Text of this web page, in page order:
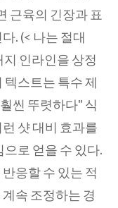
근육의 긴장과 표
. (< 나는 절대
인라인을 상정
스트는 특수 제
씬 뚜렷하다" 식
샷 대비 효과를
로 얻을 수 있다.
응할 수 있는 적
속 조정하는 경